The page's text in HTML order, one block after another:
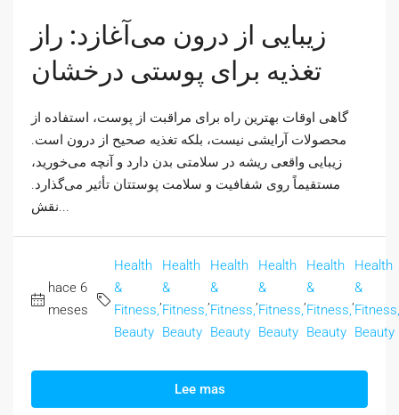
زیبایی از درون می‌آغازد: راز
تغذیه برای پوستی درخشان
گاهی اوقات بهترین راه برای مراقبت از پوست، استفاده از
محصولات آرایشی نیست، بلکه تغذیه صحیح از درون است.
زیبایی واقعی ریشه در سلامتی بدن دارد و آنچه می‌خورید،
مستقیماً روی شفافیت و سلامت پوستتان تأثیر می‌گذارد.
نقش...
hace 6
meses
Health
&
Fitness,
Beauty
Health
&
Fitness,
Beauty
Health
&
Fitness,
Beauty
Health
&
Fitness,
Beauty
Health
&
Fitness,
Beauty
Health
&
Fitness,
Beauty
Lee mas